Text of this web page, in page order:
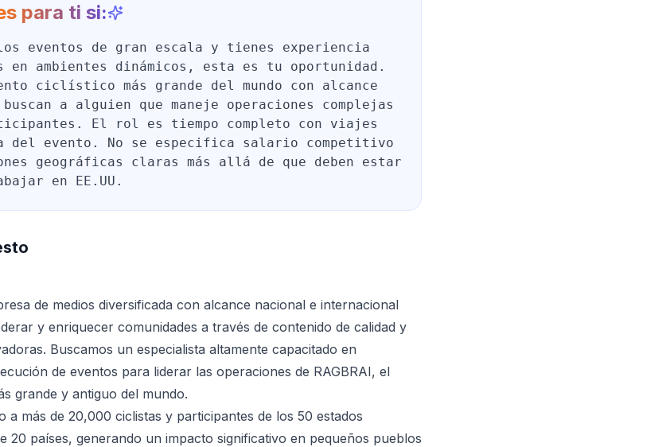
para ti si:
eventos de gran escala y tienes experiencia
en ambientes dinámicos, esta es tu oportunidad.
ciclístico más grande del mundo con alcance
a alguien que maneje operaciones complejas
El rol es tiempo completo con viajes
del evento. No se especifica salario competitivo
geográficas claras más allá de que deben estar
en EE.UU.
de medios diversificada con alcance nacional e internacional
y enriquecer comunidades a través de contenido de calidad y
Buscamos un especialista altamente capacitado en
de eventos para liderar las operaciones de RAGBRAI, el
grande y antiguo del mundo.
a más de 20,000 ciclistas y participantes de los 50 estados
20 países, generando un impacto significativo en pequeños pueblos